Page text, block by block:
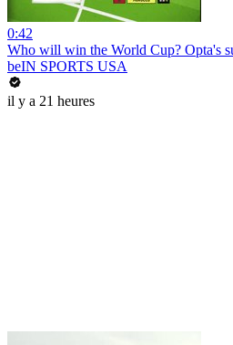
0:42
Who will win the World Cup? Opta's
beIN SPORTS USA
il y a 21 heures